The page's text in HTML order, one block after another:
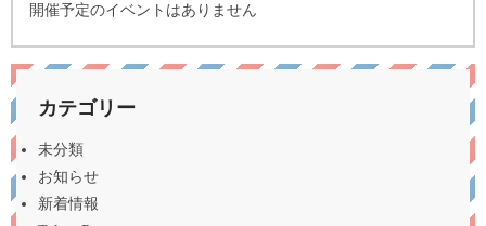
開催予定のイベントはありません
カテゴリー
未分類
お知らせ
新着情報